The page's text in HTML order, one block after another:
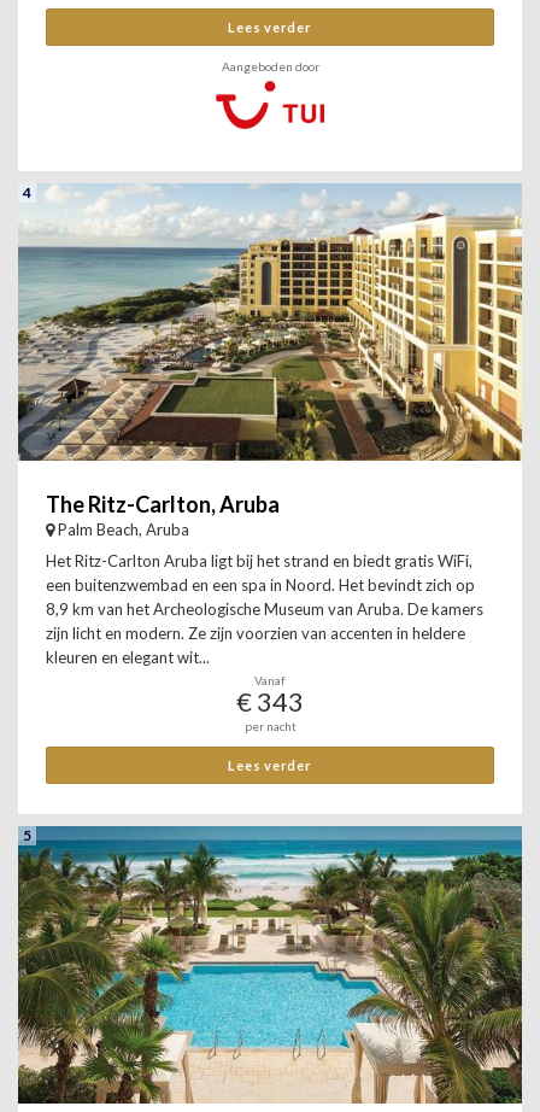
Lees verder
Aangeboden door
4
The Ritz-Carlton, Aruba
Palm Beach, Aruba
Het Ritz-Carlton Aruba ligt bij het strand en biedt gratis WiFi,
een buitenzwembad en een spa in Noord. Het bevindt zich op
8,9 km van het Archeologische Museum van Aruba. De kamers
zijn licht en modern. Ze zijn voorzien van accenten in heldere
kleuren en elegant wit...
Vanaf
€ 343
per nacht
Lees verder
5